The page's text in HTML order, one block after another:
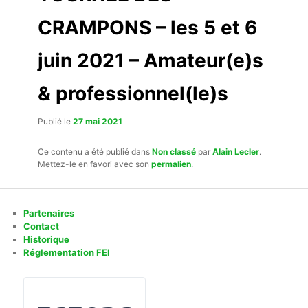
CRAMPONS – les 5 et 6
juin 2021 – Amateur(e)s
& professionnel(le)s
Publié le 27 mai 2021
Ce contenu a été publié dans Non classépar Alain Lecler.
Mettez-le en favori avec son permalien.
Partenaires
Contact
Historique
Réglementation FEI